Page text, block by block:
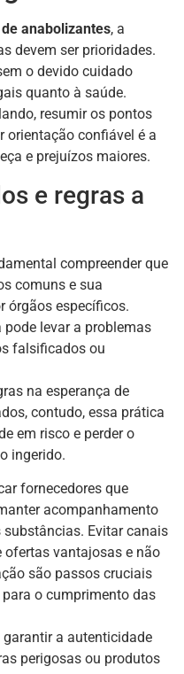
anabolizantes, a
devem ser prioridades.
o devido cuidado
quanto à saúde.
resumir os pontos
orientação confiável é a
e prejuízos maiores.
e regras a
compreender que
comuns e sua
órgãos específicos.
levar a problemas
falsificados ou
na esperança de
contudo, essa prática
em risco e perder o
ingerido.
fornecedores que
acompanhamento
Evitar canais
ofertas vantajosas e não
são passos cruciais
o cumprimento das
a autenticidade
perigosas ou produtos